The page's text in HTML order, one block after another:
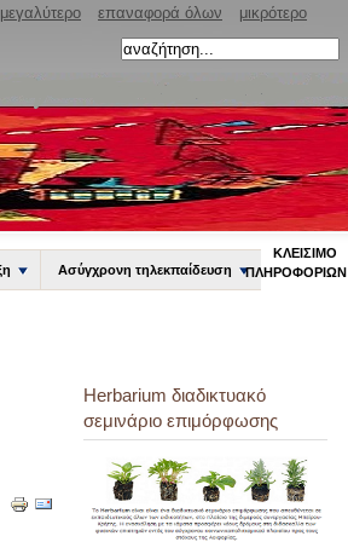
μεγαλύτερο επαναφορά όλων μικρότερο
Ασύγχρονη τηλεκπαίδευση
ΚΛΕΊΣΙΜΟ
ΠΛΗΡΟΦΟΡΙΏΝ
Herbarium διαδικτυακό
σεμινάριο επιμόρφωσης